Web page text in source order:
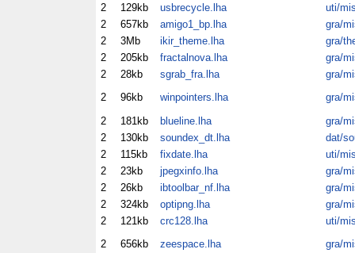
2
129kb usbrecycle.lha
uti/
2
657kb amigo1_bp.lha
gra/
2
3Mb ikir_theme.lha
gra/
2
205kb fractalnova.lha
gra/
2
28kb sgrab_fra.lha
gra/
2
96kb winpointers.lha
gra/
2
181kb blueline.lha
gra/
2
130kb soundex_dt.lha
dat/
2
115kb fixdate.lha
uti/
2
23kb jpegxinfo.lha
gra/
2
26kb ibtoolbar_nf.lha
gra/
2
324kb optipng.lha
gra/
2
121kb crc128.lha
uti/
2
656kb zeespace.lha
gra/